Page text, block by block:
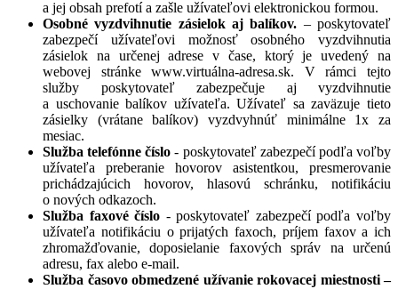
a jej obsah prefotí a zašle užívateľovi elektronickou formou.
Osobné vyzdvihnutie zásielok aj balíkov. – poskytovateľ
zabezpečí užívateľovi možnosť osobného vyzdvihnutia
zásielok na určenej adrese v čase, ktorý je uvedený na
webovej stránke www.virtuálna-adresa.sk. V rámci tejto
služby poskytovateľ zabezpečuje aj vyzdvihnutie
a uschovanie balíkov užívateľa. Užívateľ sa zaväzuje tieto
zásielky (vrátane balíkov) vyzdvyhnúť minimálne 1x za
mesiac.
Služba telefónne číslo - poskytovateľ zabezpečí podľa voľby
užívateľa preberanie hovorov asistentkou, presmerovanie
prichádzajúcich hovorov, hlasovú schránku, notifikáciu
o nových odkazoch.
Služba faxové číslo - poskytovateľ zabezpečí podľa voľby
užívateľa notifikáciu o prijatých faxoch, príjem faxov a ich
zhromažďovanie, doposielanie faxových správ na určenú
adresu, fax alebo e-mail.
Služba časovo obmedzené užívanie rokovacej miestnosti –